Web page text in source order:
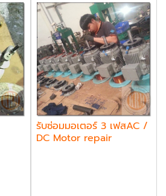
รับซ่อมมอเตอร์ 3 เฟสAC /
DC Motor repair